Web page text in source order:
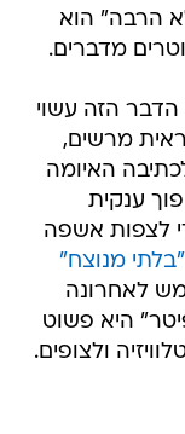
הרבה" הוא
הזה עשוי
מרשים,
האיומה
ענקית
לצפות אשפה
"בלתי מנוצח"
לאחרונה
היא פשוט
ולצופים.